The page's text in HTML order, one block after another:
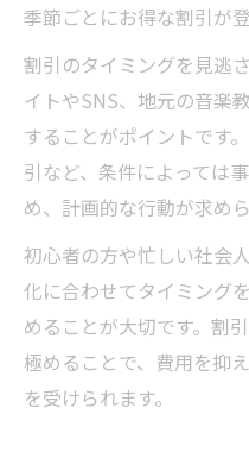
季節ごとにお得な割引が登
割引のタイミングを見逃
イトやSNS、地元の音楽
することがポイントです
引など、条件によっては
め、計画的な行動が求めら
初心者の方や忙しい社会
化に合わせてタイミング
めることが大切です。割
極めることで、費用を抑
を受けられます。